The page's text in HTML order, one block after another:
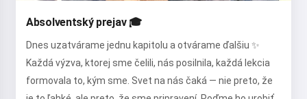
Absolventský prejav 🎓
Dnes uzatvárame jednu kapitolu a otvárame ďalšiu ✨
Každá výzva, ktorej sme čelili, nás posilnila, každá lekcia
formovala to, kým sme. Svet na nás čaká — nie preto, že